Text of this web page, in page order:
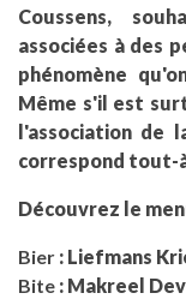
Coussens,
associées à des
phénomène
Même s'il est
l'association de
correspond tout-
Découvrez le
Bier : Liefmans
Bite : Makreel